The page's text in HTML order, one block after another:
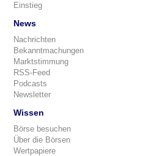
Einstieg
News
Nachrichten
Bekanntmachungen
Marktstimmung
RSS-Feed
Podcasts
Newsletter
Wissen
Börse besuchen
Über die Börsen
Wertpapiere